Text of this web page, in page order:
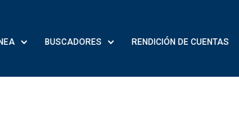
BUSCADORES RENDICIÓN DE CUENTAS